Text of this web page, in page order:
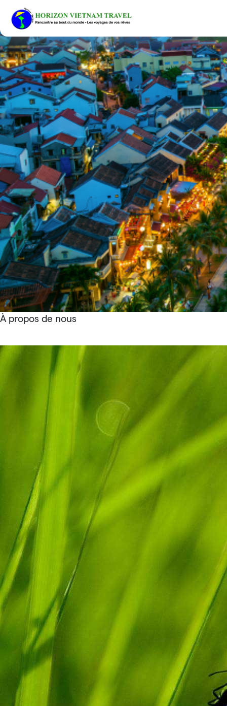
À propos de nous